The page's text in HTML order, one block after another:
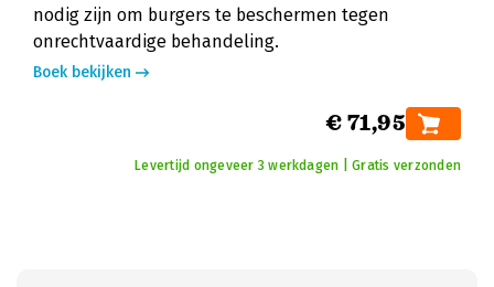
nodig zijn om burgers te beschermen tegen
onrechtvaardige behandeling.
Boek bekijken
€ 71,95
Levertijd ongeveer 3 werkdagen | Gratis verzonden